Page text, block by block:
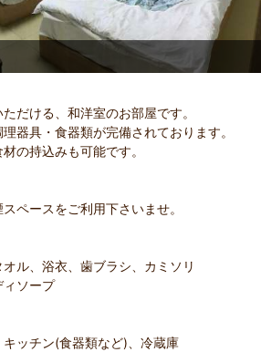
だける、和洋室のお部屋です。
器具・食器類が完備されております。
の持込みも可能です。
ペースをご利用下さいませ。
ル、浴衣、歯ブラシ、カミソリ
ィソープ
ッチン(食器類など)、冷蔵庫